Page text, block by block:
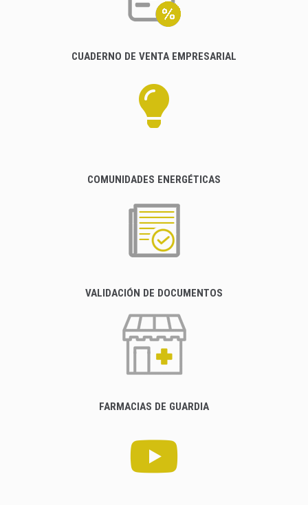
CUADERNO DE VENTA EMPRESARIAL
COMUNIDADES ENERGÉTICAS
VALIDACIÓN DE DOCUMENTOS
FARMACIAS DE GUARDIA